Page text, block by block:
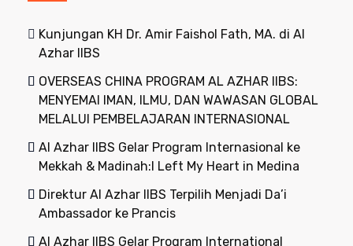
Kunjungan KH Dr. Amir Faishol Fath, MA. di Al
Azhar IIBS
OVERSEAS CHINA PROGRAM AL AZHAR IIBS:
MENYEMAI IMAN, ILMU, DAN WAWASAN GLOBAL
MELALUI PEMBELAJARAN INTERNASIONAL
Al Azhar IIBS Gelar Program Internasional ke
Mekkah & Madinah:I Left My Heart in Medina
Direktur Al Azhar IIBS Terpilih Menjadi Da’i
Ambassador ke Prancis
Al Azhar IIBS Gelar Program International